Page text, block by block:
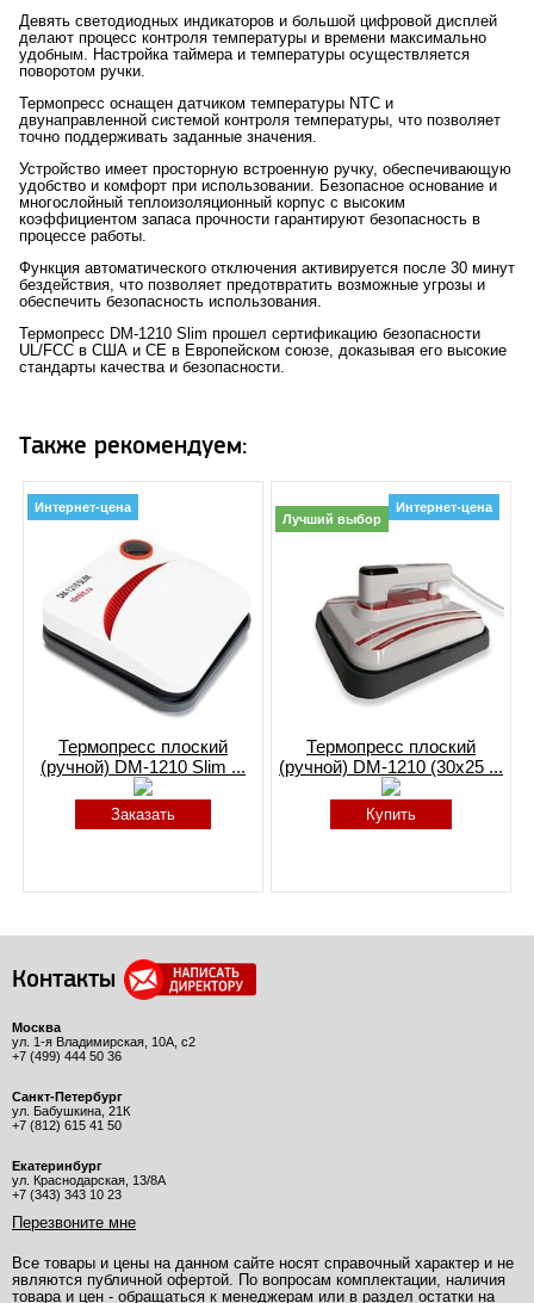
Девять светодиодных индикаторов и большой цифровой дисплей
делают процесс контроля температуры и времени максимально
удобным. Настройка таймера и температуры осуществляется
поворотом ручки.
Термопресс оснащен датчиком температуры NTC и
двунаправленной системой контроля температуры, что позволяет
точно поддерживать заданные значения.
Устройство имеет просторную встроенную ручку, обеспечивающую
удобство и комфорт при использовании. Безопасное основание и
многослойный теплоизоляционный корпус с высоким
коэффициентом запаса прочности гарантируют безопасность в
процессе работы.
Функция автоматического отключения активируется после 30 минут
бездействия, что позволяет предотвратить возможные угрозы и
обеспечить безопасность использования.
Термопресс DM-1210 Slim прошел сертификацию безопасности
UL/FCC в США и CE в Европейском союзе, доказывая его высокие
стандарты качества и безопасности.
Также рекомендуем:
Интернет-цена
Термопресс плоский
(ручной) DM-1210 Slim ...
Заказать
Лучший выбор
Интернет-цена
Термопресс плоский
(ручной) DM-1210 (30x25 ...
Купить
Контакты
Москва
ул. 1-я Владимирская, 10А, с2
+7 (499) 444 50 36
Санкт-Петербург
ул. Бабушкина, 21К
+7 (812) 615 41 50
Екатеринбург
ул. Краснодарская, 13/8А
+7 (343) 343 10 23
Перезвоните мне
Все товары и цены на данном сайте носят справочный характер и не
являются публичной офертой. По вопросам комплектации, наличия
товара и цен - обращаться к менеджерам или в раздел остатки на